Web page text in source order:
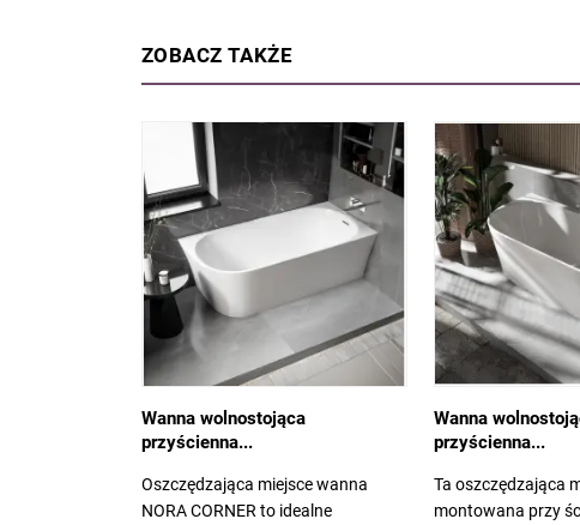
ZOBACZ TAKŻE
Wanna wolnostojąca
przyścienna...
Oszczędzająca miejsce wanna
NORA CORNER to idealne
Wanna
przyścienna...
Ta oszczędzająca
montowana przy